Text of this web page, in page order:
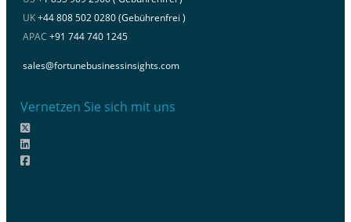
UK+44 808 502 0280 (Gebührenfrei )
APAC +91 744 740 1245
sales@fortunebusinessinsights.com
Vernetzen Sie sich mit uns